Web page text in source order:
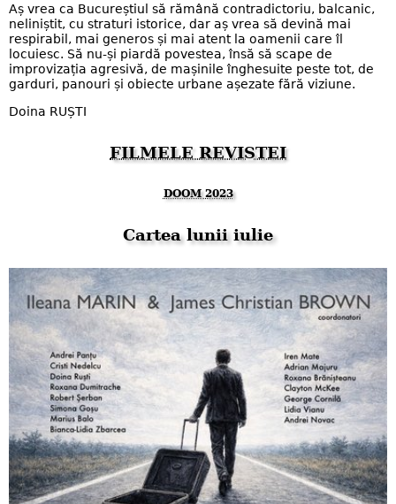
Aș vrea ca Bucureștiul să rămână contradictoriu, balcanic,
neliniștit, cu straturi istorice, dar aș vrea să devină mai
respirabil, mai generos și mai atent la oamenii care îl
locuiesc. Să nu-și piardă povestea, însă să scape de
improvizația agresivă, de mașinile înghesuite peste tot, de
garduri, panouri și obiecte urbane așezate fără viziune.
Doina RUȘTI
FILMELE REVISTEI
DOOM 2023
Cartea lunii iulie